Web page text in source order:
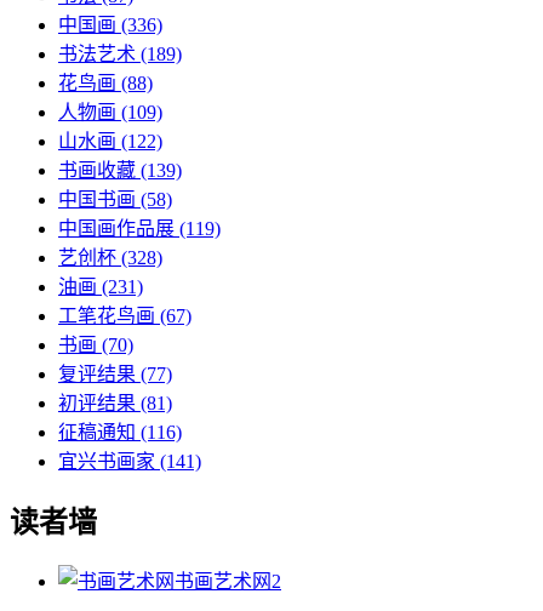
中国画 (336)
书法艺术 (189)
花鸟画 (88)
人物画 (109)
山水画 (122)
书画收藏 (139)
中国书画 (58)
中国画作品展 (119)
艺创杯 (328)
油画 (231)
工笔花鸟画 (67)
书画 (70)
复评结果 (77)
初评结果 (81)
征稿通知 (116)
宜兴书画家 (141)
读者墙
书画艺术网 2